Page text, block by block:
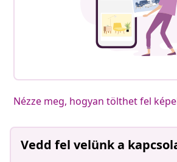
Nézze meg, hogyan tölthet fel
Vedd fel velünk a